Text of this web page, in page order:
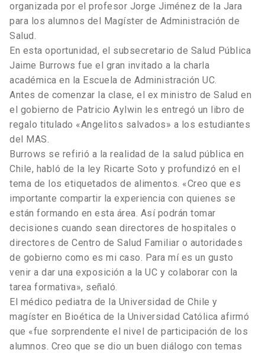
organizada por el profesor Jorge Jiménez de la Jara
para los alumnos del Magíster de Administración de
Salud.
En esta oportunidad, el subsecretario de Salud Pública
Jaime Burrows fue el gran invitado a la charla
académica en la Escuela de Administración UC.
Antes de comenzar la clase, el ex ministro de Salud en
el gobierno de Patricio Aylwin les entregó un libro de
regalo titulado «Angelitos salvados» a los estudiantes
del MAS.
Burrows se refirió a la realidad de la salud pública en
Chile, habló de la ley Ricarte Soto y profundizó en el
tema de los etiquetados de alimentos. «Creo que es
importante compartir la experiencia con quienes se
están formando en esta área. Así podrán tomar
decisiones cuando sean directores de hospitales o
directores de Centro de Salud Familiar o autoridades
de gobierno como es mi caso. Para mí es un gusto
venir a dar una exposición a la UC y colaborar con la
tarea formativa», señaló.
El médico pediatra de la Universidad de Chile y
magíster en Bioética de la Universidad Católica afirmó
que «fue sorprendente el nivel de participación de los
alumnos. Creo que se dio un buen diálogo con temas